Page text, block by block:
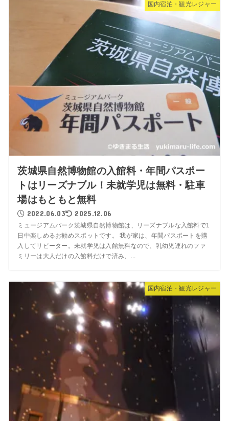
国内宿泊・観光レジャー
茨城県自然博物館の入館料・年間パスポー
トはリーズナブル！未就学児は無料・駐車
場はもともと無料
2022.06.03 2025.12.06
ミュージアムパーク茨城県自然博物館は、リーズナブルな入館料で1
日中楽しめるお勧めスポットです。 我が家は、年間パスポートを購
入してリピーター。未就学児は入館無料なので、乳幼児連れのファ
ミリーは大人だけの入館料だけで済み、...
国内宿泊・観光レジャー